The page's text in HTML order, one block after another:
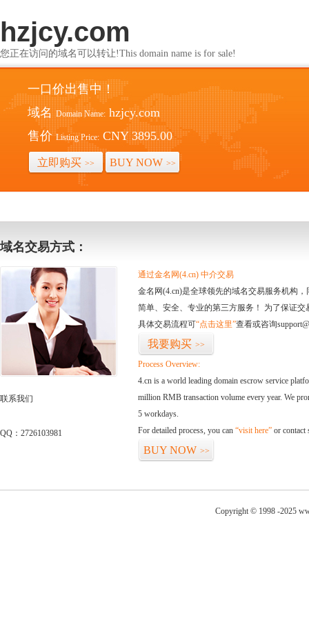
hzjcy.com
您正在访问的域名可以转让!This domain name is for sale!
一口价出售中！
域名 Domain Name: hzjcy.com
售价 Listing Price: CNY 3895.00
立即购买 >> BUY NOW >>
域名交易方式：
联系我们
QQ：2726103981
通过金名网(4.cn) 中介交易
金名网(4.cn)是全球领先的域名交易服务机构
简单、安全、专业的第三方服务！ 为了保证
具体交易流程可“点击这里”查看或咨询
我要购买 >>
Process Overview:
4.cn is a world leading domain escrow service
million RMB transaction volume every year. We
5 workdays.
For detailed process, you can “visit here” or contact
BUY NOW >>
Copyright © 1998 -2025